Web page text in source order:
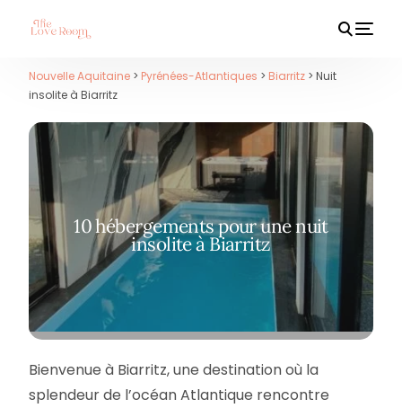
Nouvelle Aquitaine > Pyrénées-Atlantiques > Biarritz > Nuit
insolite à Biarritz
10 hébergements pour une nuit
insolite à Biarritz
Bienvenue à Biarritz, une destination où la
splendeur de l’océan Atlantique rencontre
HOT